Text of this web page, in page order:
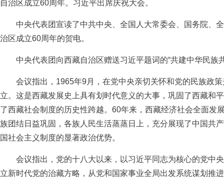
自治区成立60周年。习近平出席庆祝大会。
中央代表团宣读了中共中央、全国人大常委会、国务院、
治区成立60周年的贺电。
中央代表团向西藏自治区赠送习近平题词的“共建中华民族
会议指出，1965年9月，在党中央亲切关怀和党的民族政策
立。这是西藏发展史上具有划时代意义的大事，巩固了西藏和
了西藏社会制度的历史性跨越。60年来，西藏经济社会全面发
族团结日益巩固，各族人民生活蒸蒸日上，充分展现了中国共
国社会主义制度的显著政治优势。
会议指出，党的十八大以来，以习近平同志为核心的党中
立新时代党的治藏方略，从党和国家事业全局出发系统谋划推